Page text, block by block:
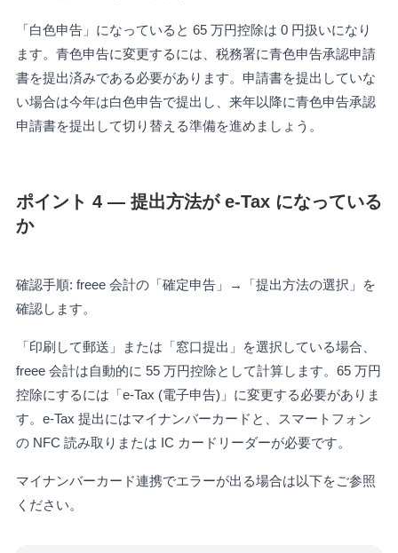
「白色申告」になっていると 65 万円控除は 0 円扱いになり
ます。青色申告に変更するには、税務署に青色申告承認申請
書を提出済みである必要があります。申請書を提出していな
い場合は今年は白色申告で提出し、来年以降に青色申告承認
申請書を提出して切り替える準備を進めましょう。
ポイント 4 — 提出方法が e-Tax になっている
か
確認手順: freee 会計の「確定申告」→「提出方法の選択」を
確認します。
「印刷して郵送」または「窓口提出」を選択している場合、
freee 会計は自動的に 55 万円控除として計算します。65 万円
控除にするには「e-Tax (電子申告)」に変更する必要がありま
す。e-Tax 提出にはマイナンバーカードと、スマートフォン
の NFC 読み取りまたは IC カードリーダーが必要です。
マイナンバーカード連携でエラーが出る場合は以下をご参照
ください。